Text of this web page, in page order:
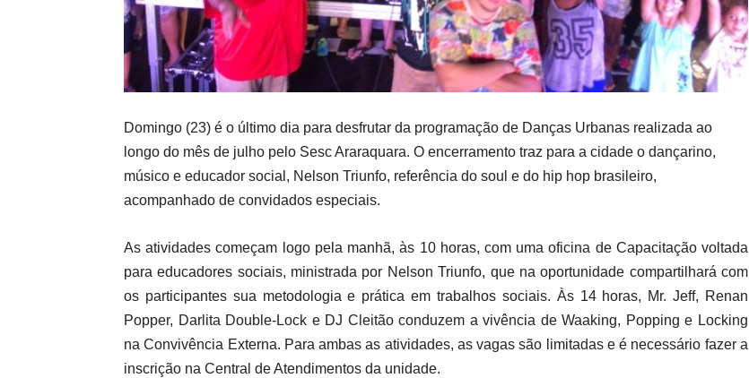
Domingo (23) é o último dia para desfrutar da programação de Danças Urbanas realizada ao
longo do mês de julho pelo Sesc Araraquara. O encerramento traz para a cidade o dançarino,
músico e educador social, Nelson Triunfo, referência do soul e do hip hop brasileiro,
acompanhado de convidados especiais.
As atividades começam logo pela manhã, às 10 horas, com uma oficina de Capacitação voltada
para educadores sociais, ministrada por Nelson Triunfo, que na oportunidade compartilhará com
os participantes sua metodologia e prática em trabalhos sociais. Às 14 horas, Mr. Jeff, Renan
Popper, Darlita Double-Lock e DJ Cleitão conduzem a vivência de Waaking, Popping e Locking
na Convivência Externa. Para ambas as atividades, as vagas são limitadas e é necessário fazer a
inscrição na Central de Atendimentos da unidade.